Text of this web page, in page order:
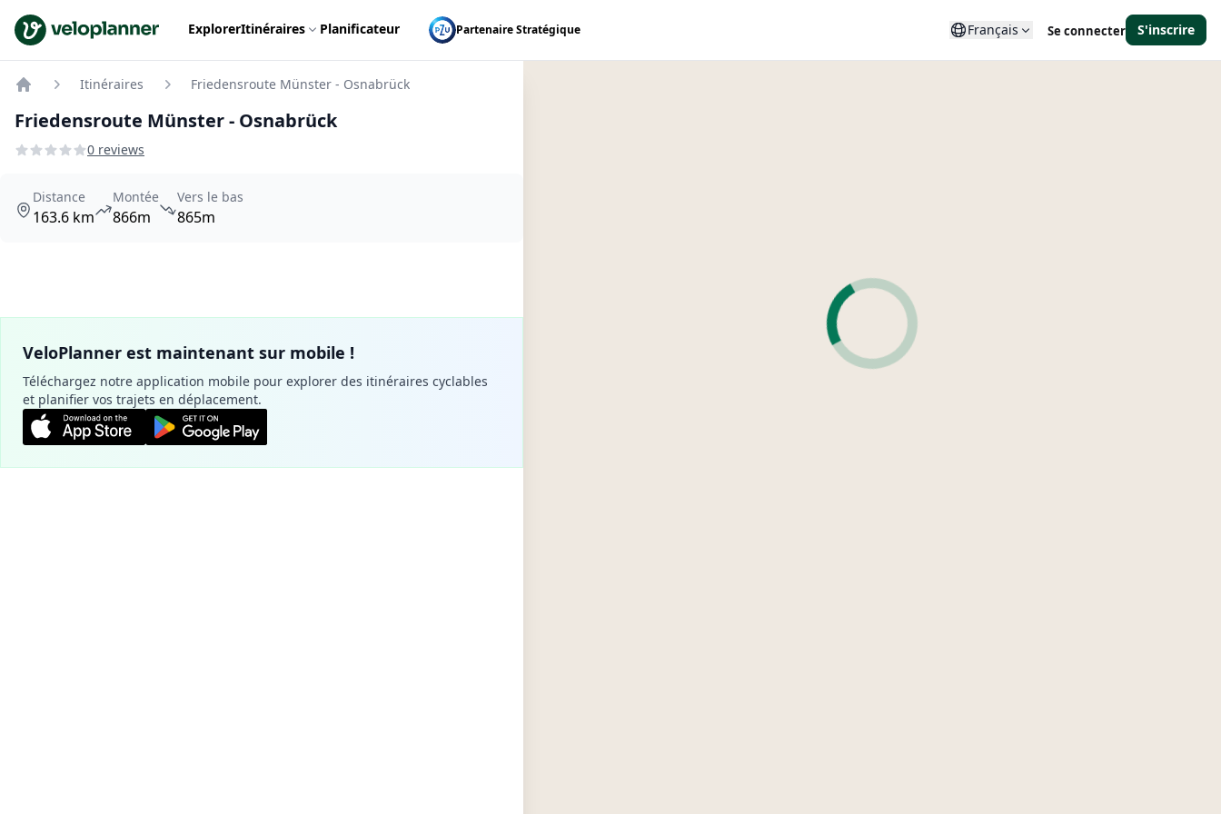
VeloPlanner ExplorerItinéraires Planificateur Partenaire Stratégique Français Se connecter S'inscrire
Itinéraires Friedensroute Münster - Osnabrück
Friedensroute Münster - Osnabrück
0 reviews
Distance
163.6 km
Montée
866m
Vers le bas
865m
VeloPlanner est maintenant sur mobile !
Téléchargez notre application mobile pour explorer des itinéraires cyclables
et planifier vos trajets en déplacement.